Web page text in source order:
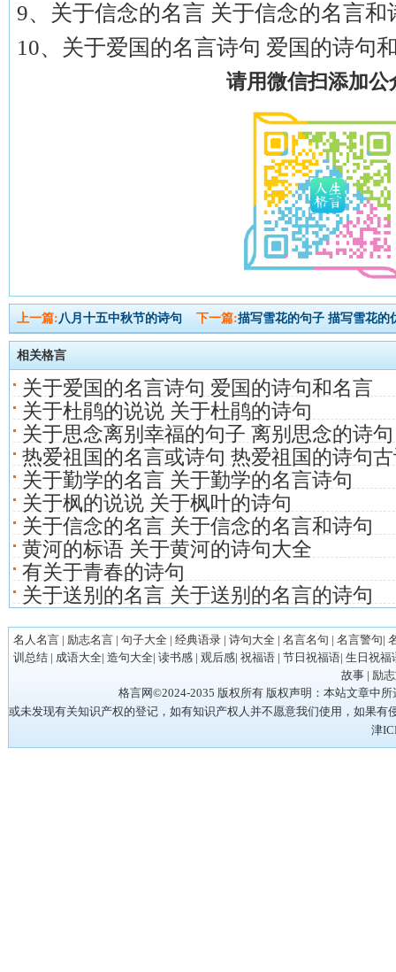
9、关于信念的名言 关于信念的名言和
10、关于爱国的名言诗句 爱国的诗句
请用微信扫添加公
上一篇:八月十五中秋节的诗句 下一篇:描写雪花的句子 描写雪花的
相关格言
关于爱国的名言诗句 爱国的诗句和名言
关于杜鹃的说说 关于杜鹃的诗句
关于思念离别幸福的句子 离别思念的诗句
热爱祖国的名言或诗句 热爱祖国的诗句
关于勤学的名言 关于勤学的名言诗句
关于枫的说说 关于枫叶的诗句
关于信念的名言 关于信念的名言和诗句
黄河的标语 关于黄河的诗句大全
有关于青春的诗句
关于送别的名言 关于送别的名言的诗句
名人名言| 励志名言| 句子大全| 经典语录| 诗句大全| 名言名句 | 名言警句|
训总结| 成语大全| 造句大全| 读书感| 观后感| 祝福语| 节日祝福语| 生日祝福
故事| 励
格言网©2024-2035 版权所有 版权声明：本站文章中
或未发现有关知识产权的登记，如有知识产权人并不愿意我们使用，如果有
津